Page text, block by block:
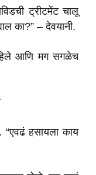
ट्रीटमेंट चालू
का?” – देवयानी.
आणि मग सगळेच
“एवढं हसायला काय